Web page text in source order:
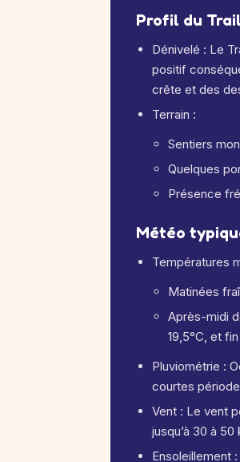
Profil du
Dénivelé : Le
positif
crête et des
Terrain :
Sentiers
Quelques
Présence
Météo
Températures
Matinées
Après-midi
19,5°C, et
Pluviométrie :
courtes
Vent : Le vent
jusqu’à 30 à
Ensoleillement